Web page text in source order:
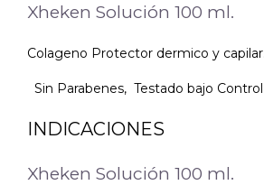
Xheken Solución 100 ml.
Colageno Protector dermico y capilar.
Sin Parabenes, Testado bajo
INDICACIONES
Xheken Solución 100 ml.